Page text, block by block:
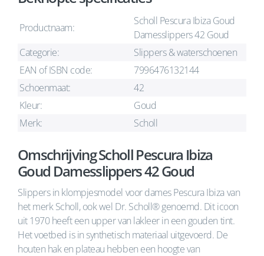
Productnaam:
Scholl Pescura Ibiza Goud
Damesslippers 42 Goud
Categorie:
Slippers & waterschoenen
EAN of ISBN code:
7996476132144
Schoenmaat:
42
Kleur:
Goud
Merk:
Scholl
Omschrijving Scholl Pescura Ibiza
Goud Damesslippers 42 Goud
Slippers in klompjesmodel voor dames Pescura Ibiza van
het merk Scholl, ook wel Dr. Scholl® genoemd. Dit icoon
uit 1970 heeft een upper van lakleer in een gouden tint.
Het voetbed is in synthetisch materiaal uitgevoerd. De
houten hak en plateau hebben een hoogte van